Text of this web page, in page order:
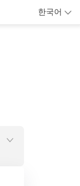
한국어